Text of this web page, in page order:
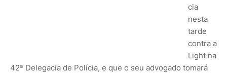
cia
nesta
tarde
contra a
Light na
42ª Delegacia de Polícia, e que o seu advogado tomará